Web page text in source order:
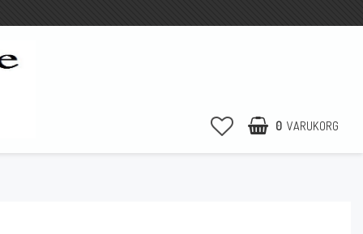
0 VARUKORG